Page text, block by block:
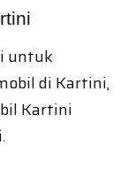
untuk
di Kartini,
Kartini